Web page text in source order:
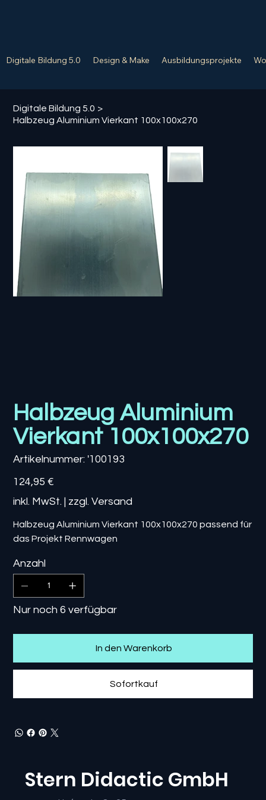
Digitale Bildung 5.0 Design & Make Ausbildungsprojekte
Digitale Bildung 5.0 >
Halbzeug Aluminium Vierkant 100x100x270
Halbzeug Aluminium
Vierkant 100x100x270
Artikelnummer: Artikelnummer:
'100193
'100193
Preis
124,95 €
inkl. MwSt. | zzgl. Versand
Halbzeug Aluminium Vierkant 100x100x270 passend für
das Projekt Rennwagen
Anzahl
Nur noch 6 verfügbar
In den Warenkorb
Sofortkauf
Stern Didactic GmbH